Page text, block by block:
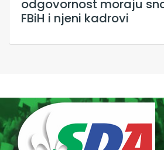
odgovornost moraju
FBiH i njeni kadrovi